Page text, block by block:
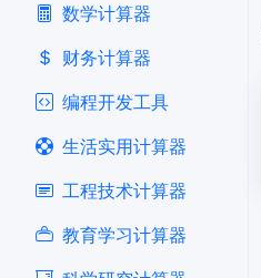
​数学计算器
财务计算器
编程开发工具
生活实用计算器
工程技术计算器
教育学习计算器